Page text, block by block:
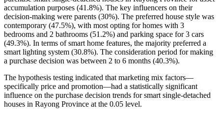
accumulation purposes (41.8%). The key influencers on their
decision-making were parents (30%). The preferred house style was
contemporary (47.5%), with most opting for homes with 3
bedrooms and 2 bathrooms (51.2%) and parking space for 3 cars
(49.3%). In terms of smart home features, the majority preferred a
smart lighting system (30.8%). The consideration period for making
a purchase decision was between 2 to 6 months (40.3%).
The hypothesis testing indicated that marketing mix factors—
specifically price and promotion—had a statistically significant
influence on the purchase decision trends for smart single-detached
houses in Rayong Province at the 0.05 level.